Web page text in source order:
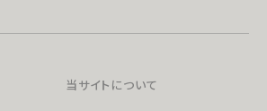
当サイトについて